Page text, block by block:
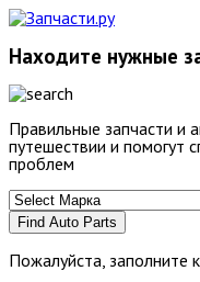
Находите нужные
Правильные запчасти и
путешествии и помогут
проблем
Find Auto Parts
Пожалуйста, заполните